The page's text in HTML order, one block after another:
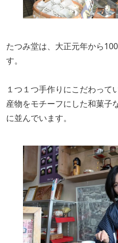
たつみ堂は、大正元年から
す。
１つ１つ手作りにこだわって
産物をモチーフにした和菓子
に並んでいます。